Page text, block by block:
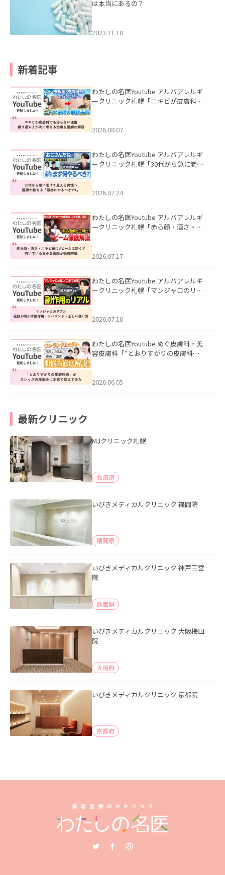
は本当にあるの？
2023.11.10
新着記事
わたしの名医Youtube アルバアレルギ
ークリニック札幌「ニキビが皮膚科で
ました。
2026.08.07
わたしの名医Youtube アルバアレルギ
ークリニック札幌「30代から急に老け
た。
2026.07.24
わたしの名医Youtube アルバアレルギ
ークリニック札幌「赤ら顔・酒さ・ニ
した。
2026.07.17
わたしの名医Youtube アルバアレルギ
ークリニック札幌「マンジャロのリア
た。
2026.07.10
わたしの名医Youtube めぐ皮膚科・美
容皮膚科「”とおりすがりの皮膚科
2026.06.05
最新クリニック
MJクリニック札幌
北海道
いびきメディカルクリニック 福岡院
福岡県
いびきメディカルクリニック 神戸三宮
院
兵庫県
いびきメディカルクリニック 大阪梅田
院
大阪府
いびきメディカルクリニック 京都院
京都府